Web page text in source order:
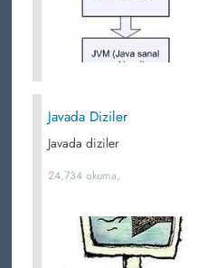
Javada Diziler
Javada diziler
24,734 okuma,